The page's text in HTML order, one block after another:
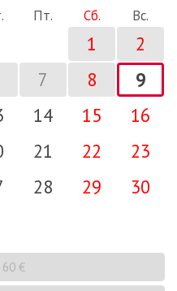
Пт. Сб. Вс.
1
2
7 8
9
14 15
16
21 22
23
28 29
30
60 €